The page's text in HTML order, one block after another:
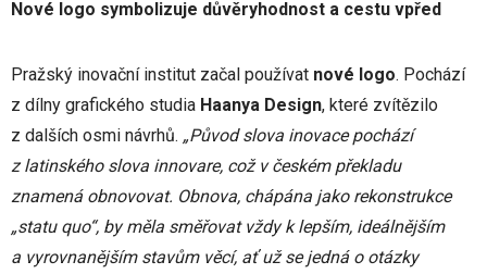
Nové logo symbolizuje důvěryhodnost a cestu vpřed
Pražský inovační institut začal používat nové logo. Pochází
z dílny grafického studia Haanya Design, které zvítězilo
z dalších osmi návrhů. „Původ slova inovace pochází
z latinského slova innovare, což v českém překladu
znamená obnovovat. Obnova, chápána jako rekonstrukce
„statu quo“, by měla směřovat vždy k lepším, ideálnějším
a vyrovnanějším stavům věcí, ať už se jedná o otázky